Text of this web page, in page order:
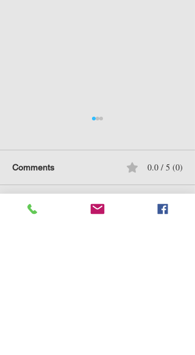
241229 特朗普2.0 + 馬斯
Comments 0.0 / 5 (0)
Comment and rate...